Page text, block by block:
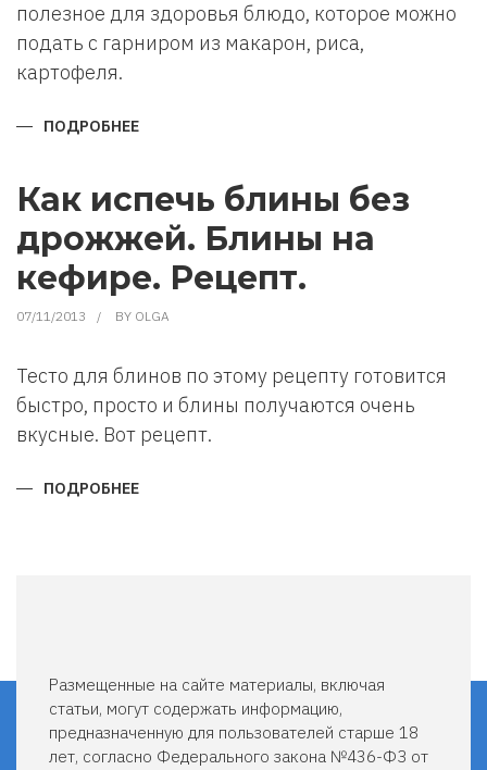
полезное для здоровья блюдо, которое можно
подать с гарниром из макарон, риса,
картофеля.
ПОДРОБНЕЕ
Как испечь блины без
дрожжей. Блины на
кефире. Рецепт.
07/11/2013 BY OLGA
Тесто для блинов по этому рецепту готовится
быстро, просто и блины получаются очень
вкусные. Вот рецепт.
ПОДРОБНЕЕ
Размещенные на сайте материалы, включая
статьи, могут содержать информацию,
предназначенную для пользователей старше 18
лет, согласно Федерального закона №436-ФЗ от